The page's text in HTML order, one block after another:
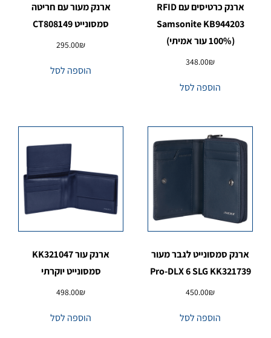
ארנק כרטיסים עם RFID
Samsonite KB944203
(100% עור אמיתי)
348.00₪
הוספה לסל
ארנק מעור עם חריטה
סמסונייט CT808149
295.00₪
הוספה לסל
ארנק סמסונייט לגבר מעור
Pro-DLX 6 SLG KK321739
450.00₪
הוספה לסל
ארנק עור KK321047
סמסונייט יוקרתי
498.00₪
הוספה לסל